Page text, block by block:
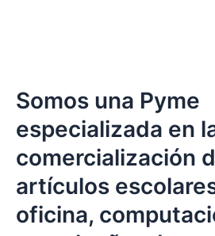
Somos una Pyme
especializada en
comercialización
artículos
oficina,